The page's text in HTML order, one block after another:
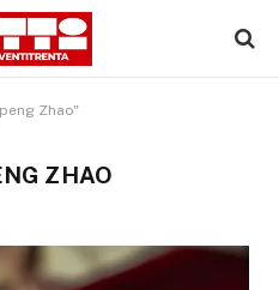
Zhao"
ZHAO